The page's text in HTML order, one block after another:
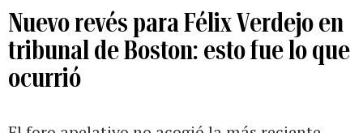
Nuevo revés para Félix Verdejo en
tribunal de Boston: esto fue lo que
ocurrió